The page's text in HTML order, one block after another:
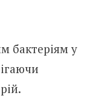
бактеріям у